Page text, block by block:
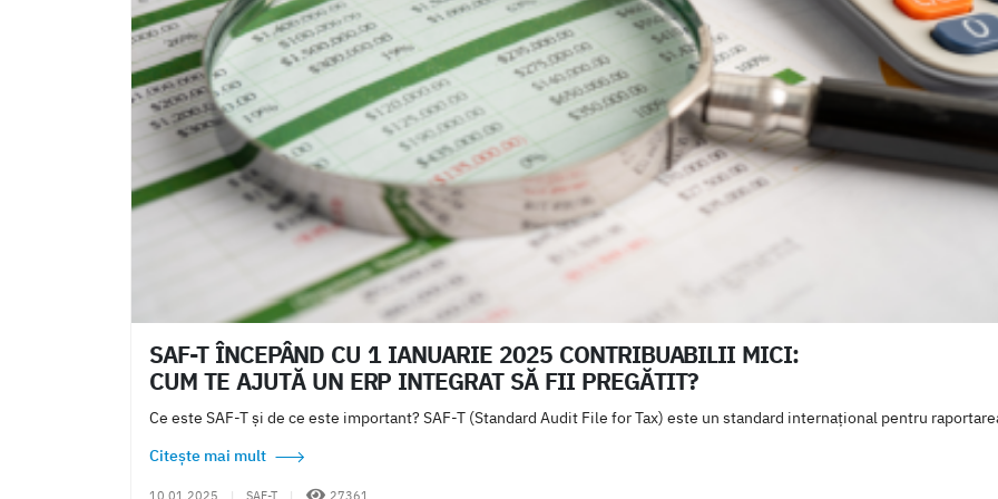
SAF-T ÎNCEPÂND CU 1 IANUARIE 2025 CONTRIBUABILII MICI:
CUM TE AJUTĂ UN ERP INTEGRAT SĂ FII PREGĂTIT?
Ce este SAF-T și de ce este important? SAF-T (Standard Audit File for Tax) este un standard internațional pentru
Citește mai mult
10.01.2025 | SAF-T | 27361